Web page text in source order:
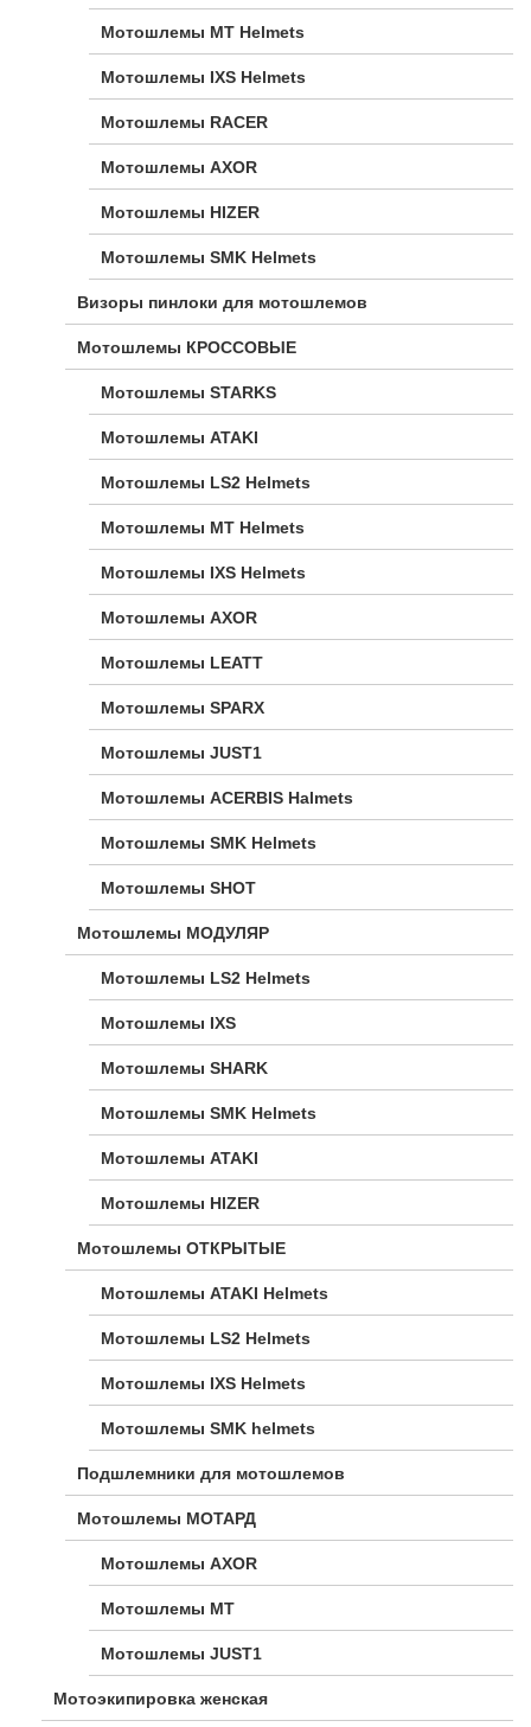
Мотошлемы MT Helmets
Мотошлемы IXS Helmets
Мотошлемы RACER
Мотошлемы AXOR
Мотошлемы HIZER
Мотошлемы SMK Helmets
Визоры пинлоки для мотошлемов
Мотошлемы КРОССОВЫЕ
Мотошлемы STARKS
Мотошлемы ATAKI
Мотошлемы LS2 Helmets
Мотошлемы MT Helmets
Мотошлемы IXS Helmets
Мотошлемы AXOR
Мотошлемы LEATT
Мотошлемы SPARX
Мотошлемы JUST1
Мотошлемы ACERBIS Halmets
Мотошлемы SMK Helmets
Мотошлемы SHOT
Мотошлемы МОДУЛЯР
Мотошлемы LS2 Helmets
Мотошлемы IXS
Мотошлемы SHARK
Мотошлемы SMK Helmets
Мотошлемы ATAKI
Мотошлемы HIZER
Мотошлемы ОТКРЫТЫЕ
Мотошлемы ATAKI Helmets
Мотошлемы LS2 Helmets
Мотошлемы IXS Helmets
Мотошлемы SMK helmets
Подшлемники для мотошлемов
Мотошлемы МОТАРД
Мотошлемы AXOR
Мотошлемы MT
Мотошлемы JUST1
Мотоэкипировка женская